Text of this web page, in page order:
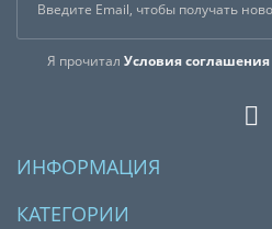
Я прочитал Условия соглашения
ИНФОРМАЦИЯ
КАТЕГОРИИ